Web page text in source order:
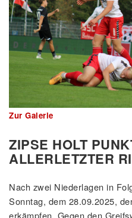
Zur Galerie
ZIPSE HOLT
ALLERLETZTER
Nach zwei Niederlagen in
Sonntag, dem 28.09.2025,
erkämpfen. Gegen den